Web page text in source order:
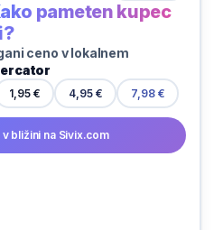
pameten kupec
ceno v lokalnem
1,95 € 4,95 € 7,98 €
bližini na Sivix.com